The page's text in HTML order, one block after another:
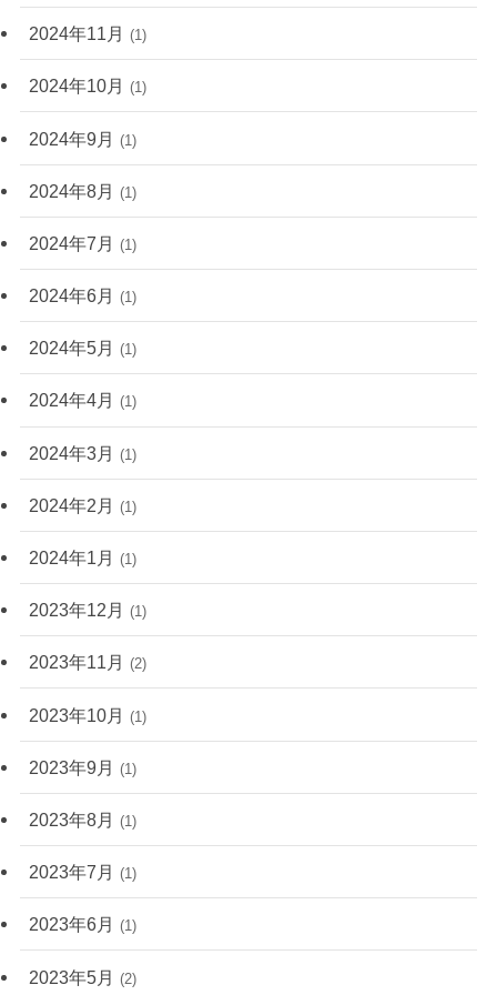
2024年11月 (1)
2024年10月 (1)
2024年9月 (1)
2024年8月 (1)
2024年7月 (1)
2024年6月 (1)
2024年5月 (1)
2024年4月 (1)
2024年3月 (1)
2024年2月 (1)
2024年1月 (1)
2023年12月 (1)
2023年11月 (2)
2023年10月 (1)
2023年9月 (1)
2023年8月 (1)
2023年7月 (1)
2023年6月 (1)
2023年5月 (2)